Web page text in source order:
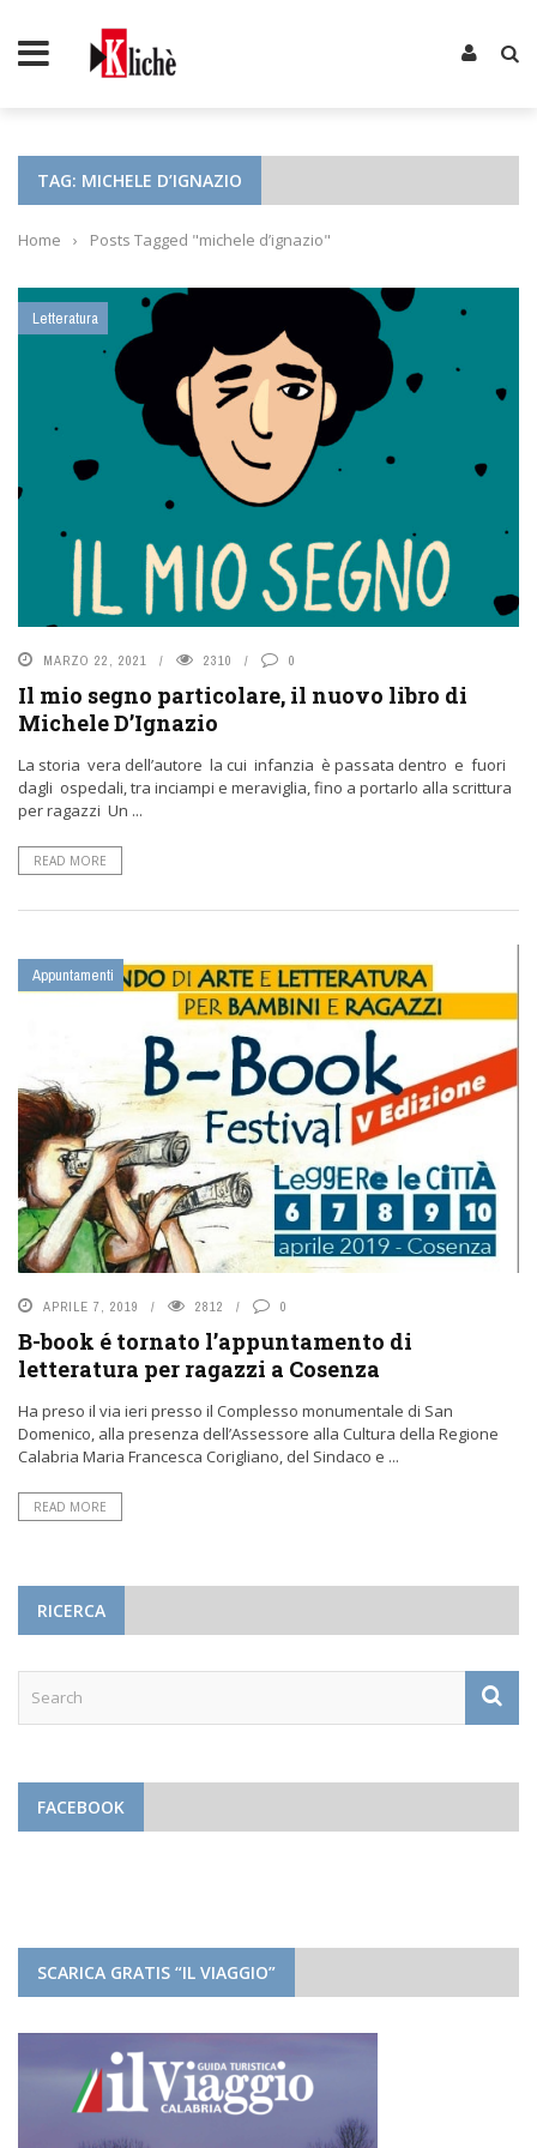
TAG: MICHELE D’IGNAZIO
Home › Posts Tagged "michele d’ignazio"
Letteratura
MARZO 22, 2021 2310 0
Il mio segno particolare, il nuovo libro di
Michele D’Ignazio
La storia vera dell’autore la cui infanzia è passata dentro e fuori
dagli ospedali, tra inciampi e meraviglia, fino a portarlo alla scrittura
per ragazzi Un ...
READ MORE
Appuntamenti
APRILE 7, 2019 2812 0
B-book é tornato l’appuntamento di
letteratura per ragazzi a Cosenza
Ha preso il via ieri presso il Complesso monumentale di San
Domenico, alla presenza dell’Assessore alla Cultura della Regione
Calabria Maria Francesca Corigliano, del Sindaco e ...
READ MORE
RICERCA
FACEBOOK
SCARICA GRATIS “IL VIAGGIO”